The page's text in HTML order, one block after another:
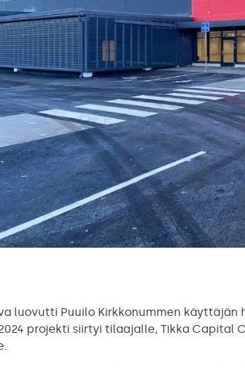
luovutti Puuilo Kirkkonummen
projekti siirtyi tilaajalle, Tikka